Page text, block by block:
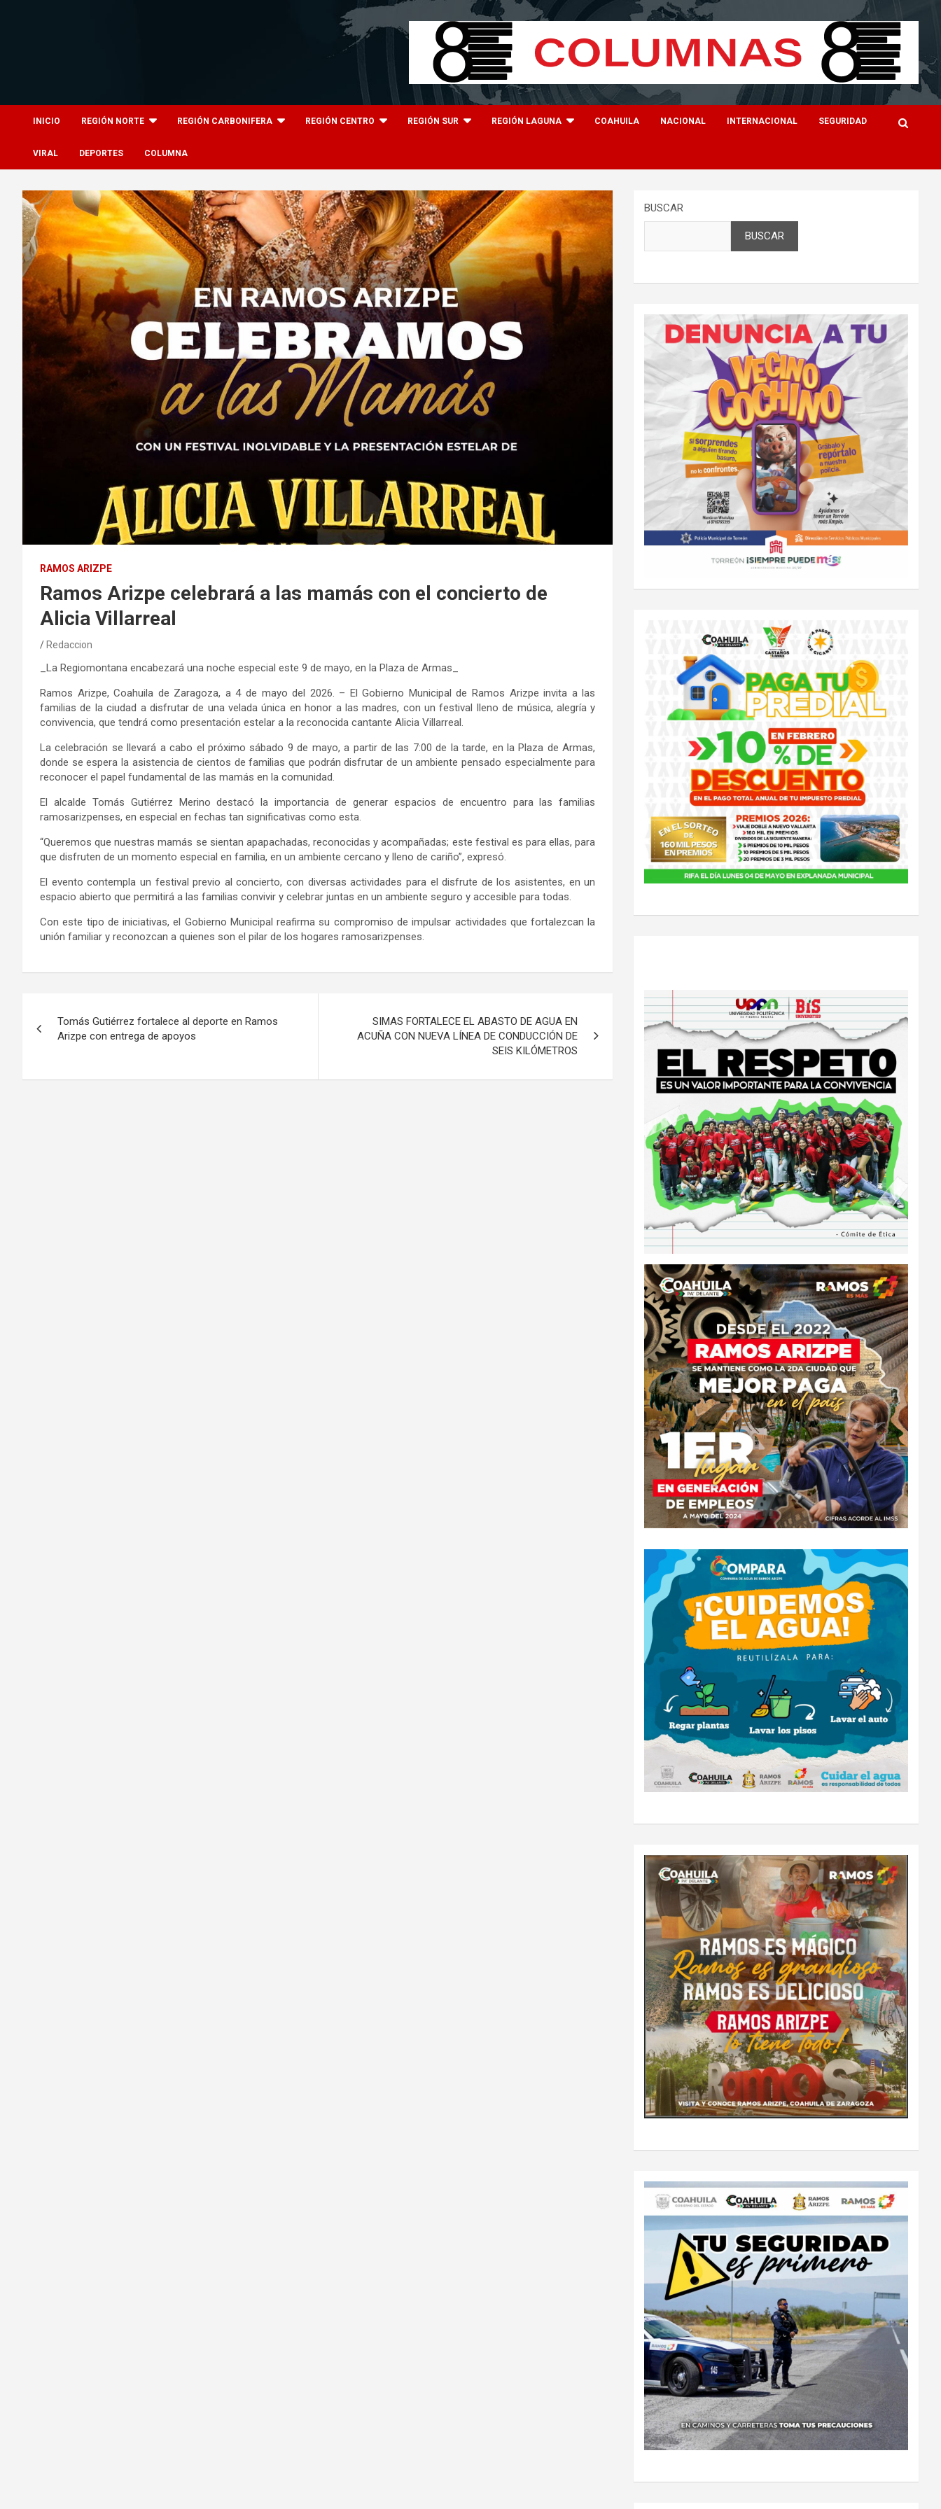
INICIO REGIÓN NORTE REGIÓN CARBONIFERA REGIÓN CENTRO REGIÓN SUR REGIÓN LAGUNA COAHUILA NACIONAL INTERNACIONAL SEGURIDAD
VIRAL DEPORTES COLUMNA
RAMOS ARIZPE
Ramos Arizpe celebrará a las mamás con el concierto de
Alicia Villarreal
Redaccion
_La Regiomontana encabezará una noche especial este 9 de mayo, en la Plaza de Armas_
Ramos Arizpe, Coahuila de Zaragoza, a 4 de mayo del 2026. – El Gobierno Municipal de Ramos Arizpe invita a las
familias de la ciudad a disfrutar de una velada única en honor a las madres, con un festival lleno de música, alegría y
convivencia, que tendrá como presentación estelar a la reconocida cantante Alicia Villarreal.
La celebración se llevará a cabo el próximo sábado 9 de mayo, a partir de las 7:00 de la tarde, en la Plaza de Armas,
donde se espera la asistencia de cientos de familias que podrán disfrutar de un ambiente pensado especialmente para
reconocer el papel fundamental de las mamás en la comunidad.
El alcalde Tomás Gutiérrez Merino destacó la importancia de generar espacios de encuentro para las familias
ramosarizpenses, en especial en fechas tan significativas como esta.
“Queremos que nuestras mamás se sientan apapachadas, reconocidas y acompañadas; este festival es para ellas, para
que disfruten de un momento especial en familia, en un ambiente cercano y lleno de cariño”, expresó.
El evento contempla un festival previo al concierto, con diversas actividades para el disfrute de los asistentes, en un
espacio abierto que permitirá a las familias convivir y celebrar juntas en un ambiente seguro y accesible para todas.
Con este tipo de iniciativas, el Gobierno Municipal reafirma su compromiso de impulsar actividades que fortalezcan la
unión familiar y reconozcan a quienes son el pilar de los hogares ramosarizpenses.
de
Tomás Gutiérrez fortalece al deporte en Ramos
Arizpe con entrega de apoyos
SIMAS FORTALECE EL ABASTO DE AGUA EN
ACUÑA CON NUEVA LÍNEA DE CONDUCCIÓN DE
SEIS KILÓMETROS
BUSCAR
BUSCAR